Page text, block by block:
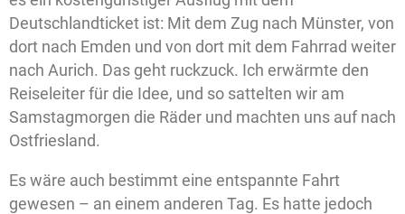
Deutschlandticket ist: Mit dem Zug nach Münster, von
dort nach Emden und von dort mit dem Fahrrad weiter
nach Aurich. Das geht ruckzuck. Ich erwärmte den
Reiseleiter für die Idee, und so sattelten wir am
Samstagmorgen die Räder und machten uns auf nach
Ostfriesland.
Es wäre auch bestimmt eine entspannte Fahrt
gewesen – an einem anderen Tag. Es hatte jedoch